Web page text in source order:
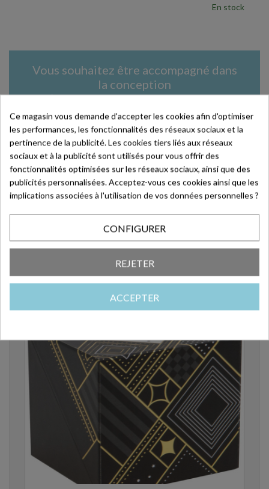
En stock
Vous souhaitez être accompagné dans
la conception
d’un emballage unique et qui vous
ressemble ?
Contactez-nous au +33 (0)3 20 87 50 30 ou
par mail : contact@deffrennes.fr
En savoir plus >
Article de blog en lien
avec le produit
Ce magasin vous demande d'accepter les cookies afin d'optimiser
les performances, les fonctionnalités des réseaux sociaux et la
pertinence de la publicité. Les cookies tiers liés aux réseaux
sociaux et à la publicité sont utilisés pour vous offrir des
fonctionnalités optimisées sur les réseaux sociaux, ainsi que des
publicités personnalisées. Acceptez-vous ces cookies ainsi que les
implications associées à l'utilisation de vos données personnelles ?
CONFIGURER
REJETER
ACCEPTER